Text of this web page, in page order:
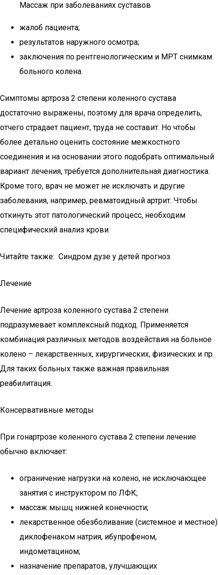
Массаж при заболеваниях суставов
жалоб пациента;
результатов наружного осмотра;
заключения по рентгенологическим и МРТ снимкам
больного колена.
Симптомы артроза 2 степени коленного сустава
достаточно выражены, поэтому для врача определить,
отчего страдает пациент, труда не составит. Но чтобы
более детально оценить состояние межкостного
соединения и на основании этого подобрать оптимальный
вариант лечения, требуется дополнительная диагностика.
Кроме того, врач не может не исключать и другие
заболевания, например, ревматоидный артрит. Чтобы
откинуть этот патологический процесс, необходим
специфический анализ крови.
Читайте также: Синдром дузе у детей прогноз
Лечение
Лечение артроза коленного сустава 2 степени
подразумевает комплексный подход. Применяется
комбинация различных методов воздействия на больное
колено – лекарственных, хирургических, физических и пр.
Для таких больных также важная правильная
реабилитация.
Консервативные методы
При гонартрозе коленного сустава 2 степени лечение
обычно включает:
ограничение нагрузки на колено, не исключающее
занятия с инструктором по ЛФК;
массаж мышц нижней конечности;
лекарственное обезболивание (системное и местное)
диклофенаком натрия, ибупрофеном,
индометацином;
назначение препаратов, улучшающих